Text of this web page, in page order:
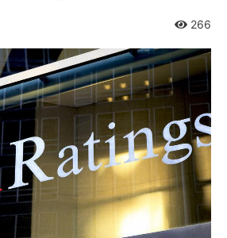
266